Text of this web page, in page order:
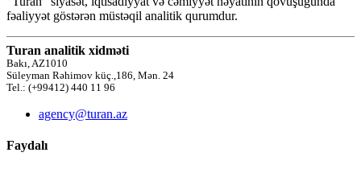
fəaliyyət göstərən müstəqil analitik qurumdur.
Turan analitik xidməti
Bakı, AZ1010
Süleyman Rəhimov küç.,186, Mən. 24
Tel.: (+99412) 440 11 96
agency@turan.az
Faydalı